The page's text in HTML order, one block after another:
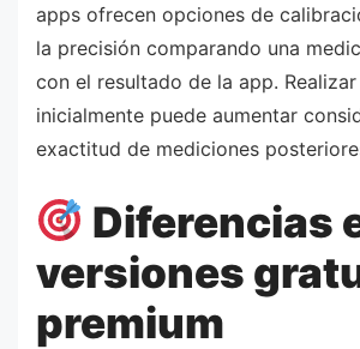
apps ofrecen opciones de
la precisión comparando una
con el resultado de la app.
inicialmente puede aumentar
exactitud de mediciones
Diferencias
versiones
premium